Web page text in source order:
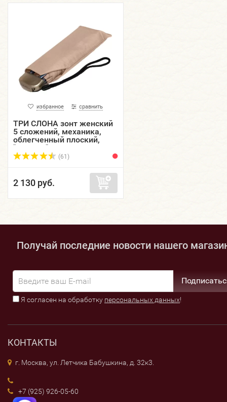
избранное сравнить
ТРИ СЛОНА зонт женский
5 сложений, механика,
облегченный плоский,
"ЭПОНЖ", купол 93 см.
L5605-05
(61)
2 130 руб.
Получай последние новости нашего
Я согласен на обработку персональных данных!
КОНТАКТЫ
г. Москва, ул. Летчика Бабушкина, д. 32к3.
+7 (925) 926-05-60